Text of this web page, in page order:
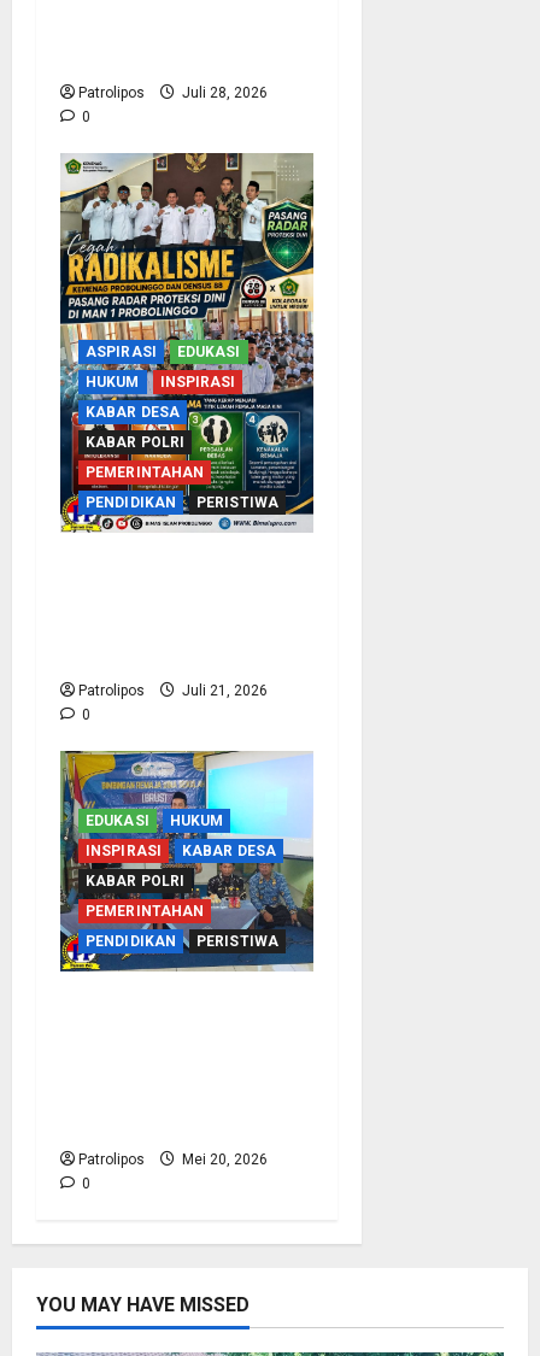
Patrolipos
Juli 28, 2026
0
ASPIRASI
EDUKASI
HUKUM
INSPIRASI
KABAR DESA
KABAR POLRI
PEMERINTAHAN
PENDIDIKAN
PERISTIWA
Patrolipos
Juli 21, 2026
0
EDUKASI
HUKUM
INSPIRASI
KABAR DESA
KABAR POLRI
PEMERINTAHAN
PENDIDIKAN
PERISTIWA
Patrolipos
Mei 20, 2026
0
YOU MAY HAVE MISSED